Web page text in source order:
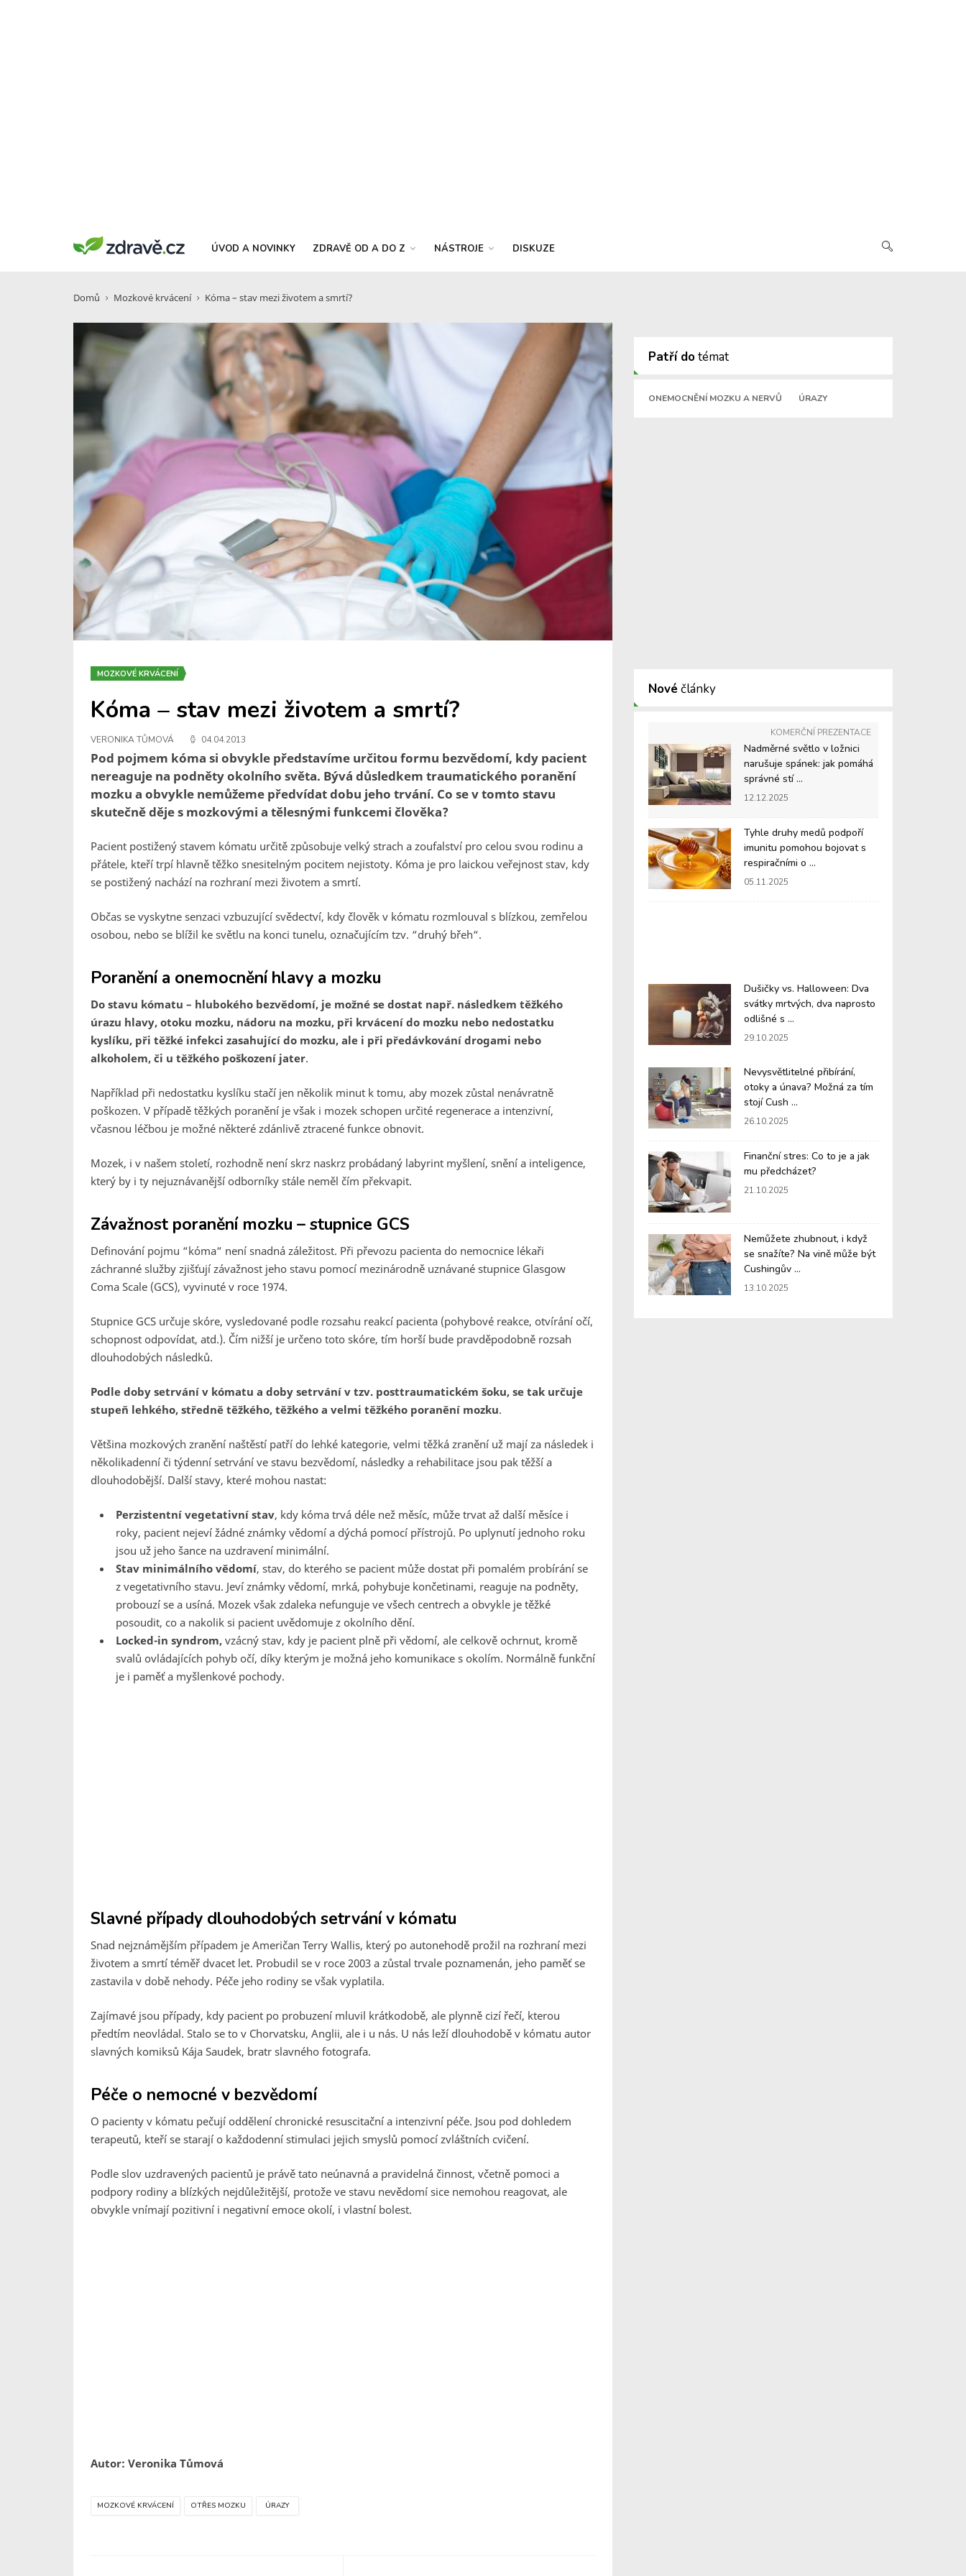
ÚVOD A NOVINKY ZDRAVĚ OD A DO Z NÁSTROJE DISKUZE
Domů Mozkové krvácení Kóma – stav mezi životem a smrtí?
MOZKOVÉ KRVÁCENÍ
Kóma – stav mezi životem a smrtí?
VERONIKA TŮMOVÁ 04.04.2013
Pod pojmem kóma si obvykle představíme určitou formu bezvědomí, kdy pacient
nereaguje na podněty okolního světa. Bývá důsledkem traumatického poranění
mozku a obvykle nemůžeme předvídat dobu jeho trvání. Co se v tomto stavu
skutečně děje s mozkovými a tělesnými funkcemi člověka?
Pacient postižený stavem kómatu určitě způsobuje velký strach a zoufalství pro celou svou rodinu a
přátele, kteří trpí hlavně těžko snesitelným pocitem nejistoty. Kóma je pro laickou veřejnost stav, kdy
se postižený nachází na rozhraní mezi životem a smrtí.
Občas se vyskytne senzaci vzbuzující svědectví, kdy člověk v kómatu rozmlouval s blízkou, zemřelou
osobou, nebo se blížil ke světlu na konci tunelu, označujícím tzv. “druhý břeh“.
Poranění a onemocnění hlavy a mozku
Do stavu kómatu – hlubokého bezvědomí, je možné se dostat např. následkem těžkého
úrazu hlavy, otoku mozku, nádoru na mozku, při krvácení do mozku nebo nedostatku
kyslíku, při těžké infekci zasahující do mozku, ale i při předávkování drogami nebo
alkoholem, či u těžkého poškození jater.
Například při nedostatku kyslíku stačí jen několik minut k tomu, aby mozek zůstal nenávratně
poškozen. V případě těžkých poranění je však i mozek schopen určité regenerace a intenzivní,
včasnou léčbou je možné některé zdánlivě ztracené funkce obnovit.
Mozek, i v našem století, rozhodně není skrz naskrz probádaný labyrint myšlení, snění a inteligence,
který by i ty nejuznávanější odborníky stále neměl čím překvapit.
Závažnost poranění mozku – stupnice GCS
Definování pojmu “kóma“ není snadná záležitost. Při převozu pacienta do nemocnice lékaři
záchranné služby zjišťují závažnost jeho stavu pomocí mezinárodně uznávané stupnice Glasgow
Coma Scale (GCS), vyvinuté v roce 1974.
Stupnice GCS určuje skóre, vysledované podle rozsahu reakcí pacienta (pohybové reakce, otvírání očí,
schopnost odpovídat, atd.). Čím nižší je určeno toto skóre, tím horší bude pravděpodobně rozsah
dlouhodobých následků.
Podle doby setrvání v kómatu a doby setrvání v tzv. posttraumatickém šoku, se tak určuje
stupeň lehkého, středně těžkého, těžkého a velmi těžkého poranění mozku.
Většina mozkových zranění naštěstí patří do lehké kategorie, velmi těžká zranění už mají za následek i
několikadenní či týdenní setrvání ve stavu bezvědomí, následky a rehabilitace jsou pak těžší a
dlouhodobější. Další stavy, které mohou nastat:
Perzistentní vegetativní stav, kdy kóma trvá déle než měsíc, může trvat až další měsíce i
roky, pacient nejeví žádné známky vědomí a dýchá pomocí přístrojů. Po uplynutí jednoho roku
jsou už jeho šance na uzdravení minimální.
Stav minimálního vědomí, stav, do kterého se pacient může dostat při pomalém probírání se
z vegetativního stavu. Jeví známky vědomí, mrká, pohybuje končetinami, reaguje na podněty,
probouzí se a usíná. Mozek však zdaleka nefunguje ve všech centrech a obvykle je těžké
posoudit, co a nakolik si pacient uvědomuje z okolního dění.
Locked-in syndrom, vzácný stav, kdy je pacient plně při vědomí, ale celkově ochrnut, kromě
svalů ovládajících pohyb očí, díky kterým je možná jeho komunikace s okolím. Normálně funkční
je i paměť a myšlenkové pochody.
Slavné případy dlouhodobých setrvání v kómatu
Snad nejznámějším případem je Američan Terry Wallis, který po autonehodě prožil na rozhraní mezi
životem a smrtí téměř dvacet let. Probudil se v roce 2003 a zůstal trvale poznamenán, jeho paměť se
zastavila v době nehody. Péče jeho rodiny se však vyplatila.
Zajímavé jsou případy, kdy pacient po probuzení mluvil krátkodobě, ale plynně cizí řečí, kterou
předtím neovládal. Stalo se to v Chorvatsku, Anglii, ale i u nás. U nás leží dlouhodobě v kómatu autor
slavných komiksů Kája Saudek, bratr slavného fotografa.
Péče o nemocné v bezvědomí
O pacienty v kómatu pečují oddělení chronické resuscitační a intenzivní péče. Jsou pod dohledem
terapeutů, kteří se starají o každodenní stimulaci jejich smyslů pomocí zvláštních cvičení.
Podle slov uzdravených pacientů je právě tato neúnavná a pravidelná činnost, včetně pomoci a
podpory rodiny a blízkých nejdůležitější, protože ve stavu nevědomí sice nemohou reagovat, ale
obvykle vnímají pozitivní i negativní emoce okolí, i vlastní bolest.
Autor: Veronika Tůmová
MOZKOVÉ KRVÁCENÍ OTŘES MOZKU ÚRAZY
Patří dotémat
ONEMOCNĚNÍ MOZKU A NERVŮ ÚRAZY
Nové články
KOMERČNÍ PREZENTACE
Nadměrné světlo v ložnici
narušuje spánek: jak pomáhá
správné stí ...
12.12.2025
Tyhle druhy medů podpoří
imunitu pomohou bojovat s
respiračními o ...
05.11.2025
Dušičky vs. Halloween: Dva
svátky mrtvých, dva naprosto
odlišné s ...
29.10.2025
Nevysvětlitelné přibírání,
otoky a únava? Možná za tím
stojí Cush ...
26.10.2025
Finanční stres: Co to je a jak
mu předcházet?
21.10.2025
Nemůžete zhubnout, i když
se snažíte? Na vině může být
Cushingův ...
13.10.2025